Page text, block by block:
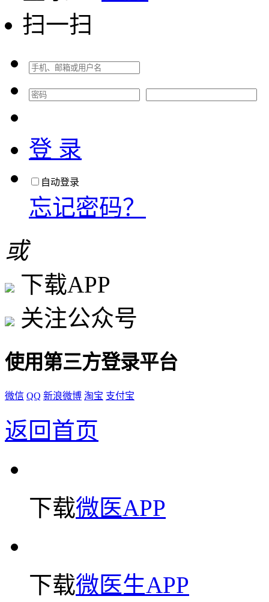
扫一扫
登 录
自动登录
忘记密码？
或
下载APP
关注公众号
使用第三方登录平台
微信 QQ 新浪微博 淘宝 支付宝
返回首页
下载微医APP
下载微医生APP